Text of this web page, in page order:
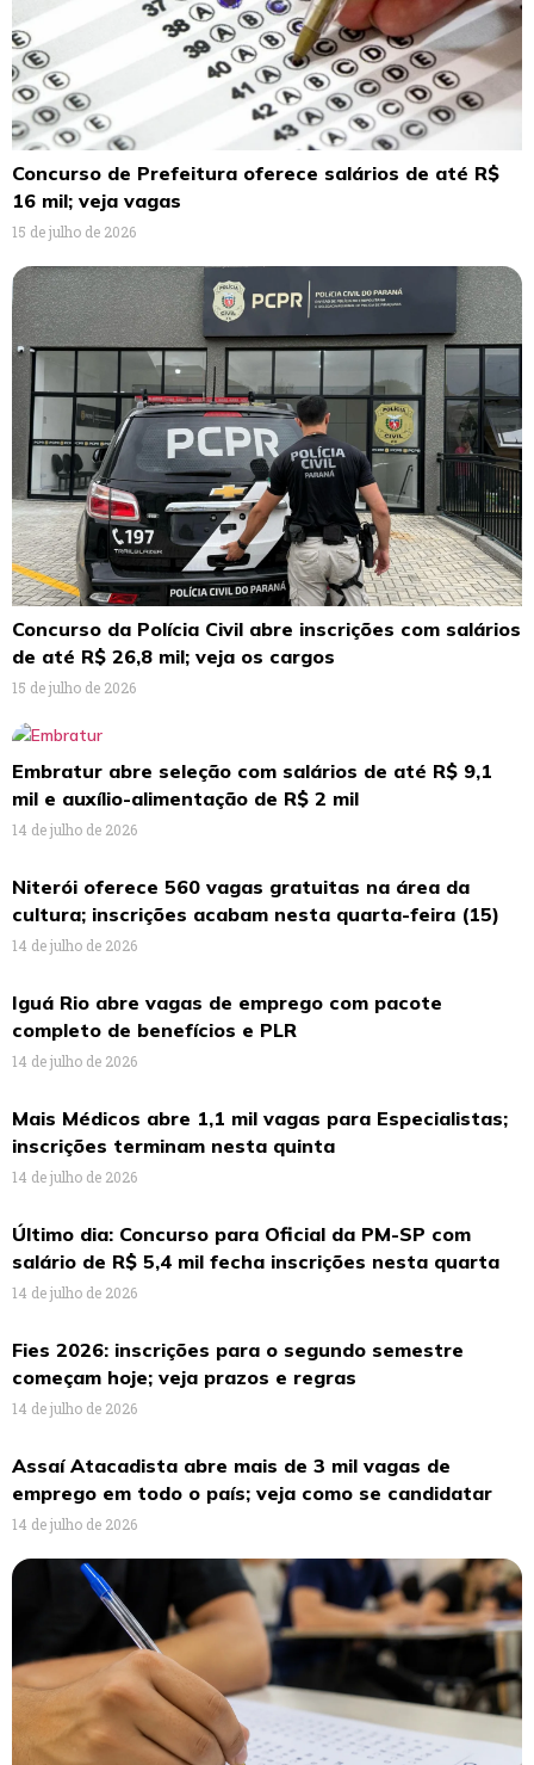
Concurso de Prefeitura oferece salários de até R$
16 mil; veja vagas
15 de julho de 2026
Concurso da Polícia Civil abre inscrições com salários
de até R$ 26,8 mil; veja os cargos
15 de julho de 2026
Embratur abre seleção com salários de até R$ 9,1
mil e auxílio-alimentação de R$ 2 mil
14 de julho de 2026
Niterói oferece 560 vagas gratuitas na área da
cultura; inscrições acabam nesta quarta-feira (15)
14 de julho de 2026
Iguá Rio abre vagas de emprego com pacote
completo de benefícios e PLR
14 de julho de 2026
Mais Médicos abre 1,1 mil vagas para Especialistas;
inscrições terminam nesta quinta
14 de julho de 2026
Último dia: Concurso para Oficial da PM-SP com
salário de R$ 5,4 mil fecha inscrições nesta quarta
14 de julho de 2026
Fies 2026: inscrições para o segundo semestre
começam hoje; veja prazos e regras
14 de julho de 2026
Assaí Atacadista abre mais de 3 mil vagas de
emprego em todo o país; veja como se candidatar
14 de julho de 2026